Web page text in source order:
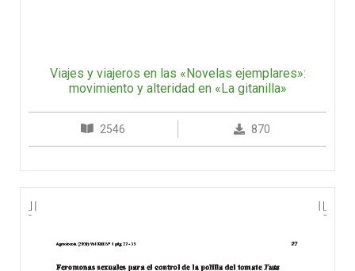
Viajes y viajeros en las «Novelas ejemplares»:
movimiento y alteridad en «La gitanilla»
2546 870